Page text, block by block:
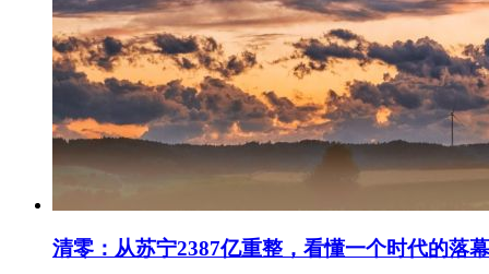
清零：从苏宁2387亿重整，看懂一个时代的落幕